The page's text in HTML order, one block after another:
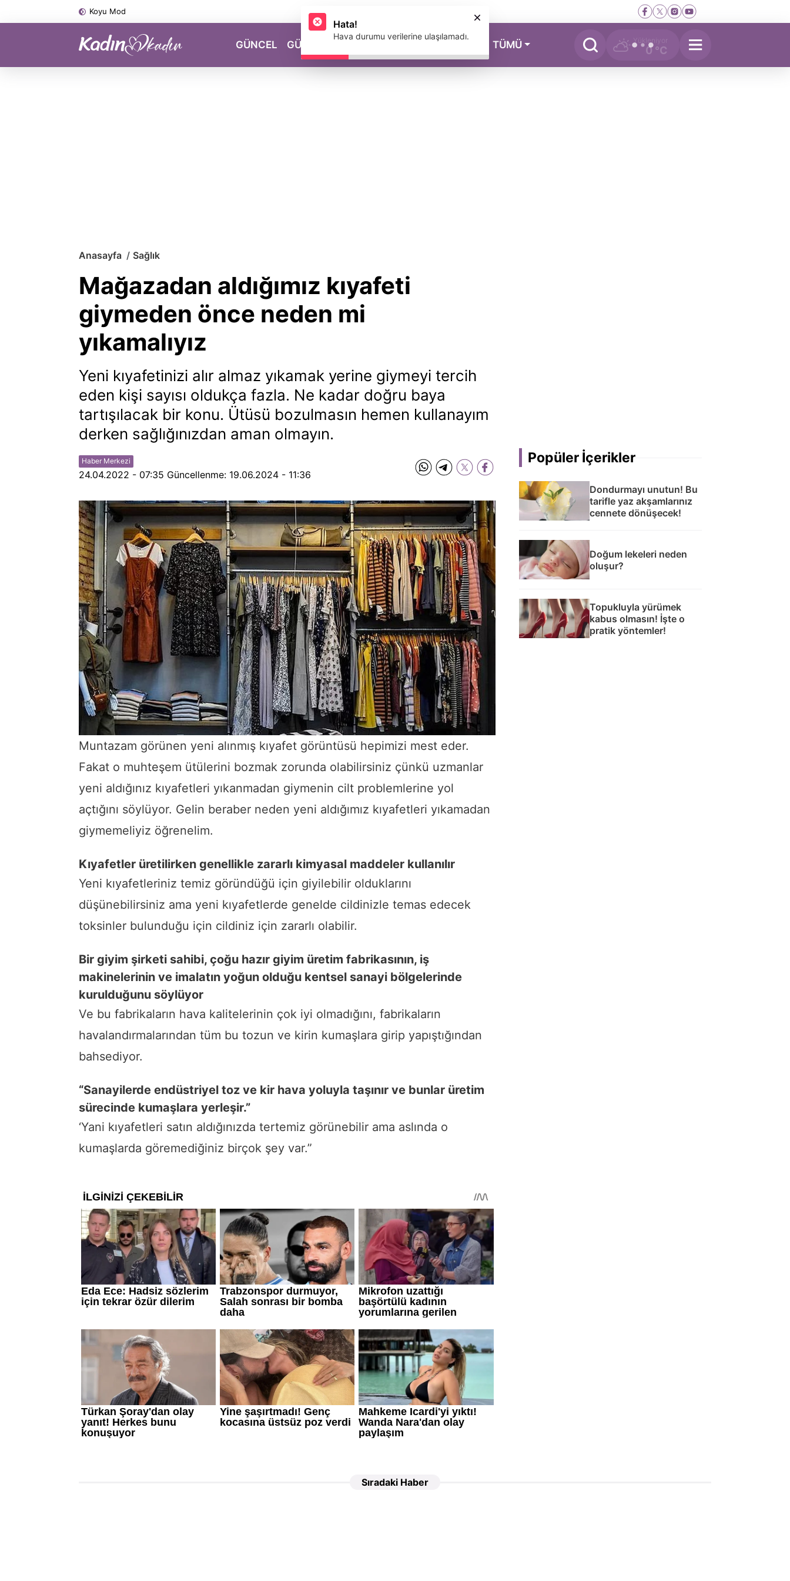
Koyu Mod
GÜNCEL GÜZELLİK MAGAZİN TÜMÜ Yükleniyor
0 °C
Anasayfa Sağlık
Mağazadan aldığımız kıyafeti
giymeden önce neden mi
yıkamalıyız
Yeni kıyafetinizi alır almaz yıkamak yerine giymeyi tercih
eden kişi sayısı oldukça fazla. Ne kadar doğru baya
tartışılacak bir konu. Ütüsü bozulmasın hemen kullanayım
derken sağlığınızdan aman olmayın.
Haber Merkezi
24.04.2022 - 07:35 Güncellenme: 19.06.2024 - 11:36
Muntazam görünen yeni alınmış kıyafet görüntüsü hepimizi mest eder.
Fakat o muhteşem ütülerini bozmak zorunda olabilirsiniz çünkü uzmanlar
yeni aldığınız kıyafetleri yıkanmadan giymenin cilt problemlerine yol
açtığını söylüyor. Gelin beraber neden yeni aldığımız kıyafetleri yıkamadan
giymemeliyiz öğrenelim.
Kıyafetler üretilirken genellikle zararlı kimyasal maddeler kullanılır
Yeni kıyafetleriniz temiz göründüğü için giyilebilir olduklarını
düşünebilirsiniz ama yeni kıyafetlerde genelde cildinizle temas edecek
toksinler bulunduğu için cildiniz için zararlı olabilir.
Bir giyim şirketi sahibi, çoğu hazır giyim üretim fabrikasının, iş
makinelerinin ve imalatın yoğun olduğu kentsel sanayi bölgelerinde
kurulduğunu söylüyor
Ve bu fabrikaların hava kalitelerinin çok iyi olmadığını, fabrikaların
havalandırmalarından tüm bu tozun ve kirin kumaşlara girip yapıştığından
bahsediyor.
“Sanayilerde endüstriyel toz ve kir hava yoluyla taşınır ve bunlar üretim
sürecinde kumaşlara yerleşir.”
‘Yani kıyafetleri satın aldığınızda tertemiz görünebilir ama aslında o
kumaşlarda göremediğiniz birçok şey var.”
Popüler İçerikler
Dondurmayı unutun! Bu
tarifle yaz akşamlarınız
cennete dönüşecek!
Doğum lekeleri neden
oluşur?
Topukluyla yürümek
kabus olmasın! İşte o
pratik yöntemler!
Sıradaki Haber
Hata!
Hava durumu verilerine ulaşılamadı.